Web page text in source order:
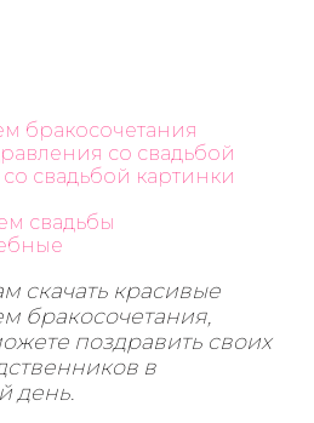
бракосочетания
со свадьбой
свадьбой картинки
свадьбы
скачать красивые
бракосочетания,
поздравить своих
в
день.